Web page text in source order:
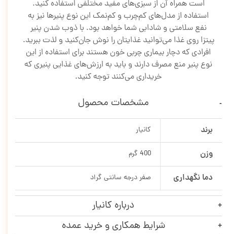
است همراه آن از سبزی‌های مفید مختلفی استفاده کنید.
استفاده از مدل‌های کم‌چرب و کم‌نمک این نوع پنیرها نیز به
نفع سلامتی و شادابی شما خواهد بود. با ذوب شدن پنیر
پیتزا روی غذا می‌توانید غذایتان را نوش جان‌کنید و لذت ببرید.
افرادی که دچار بیماری چربی خون هستند برای استفاده از این
نوع پنیر منع مصرف دارند و باید به ارزش‌های غذایی پنیری که
خریداری می‌کنند توجه کنید.
مشخصات محصول
برند کانیار
وزن 400 گرم
دما نگهداری صفر درجه سانتی گراد
درباره کانیار
شرایط همکاری و خرید عمده